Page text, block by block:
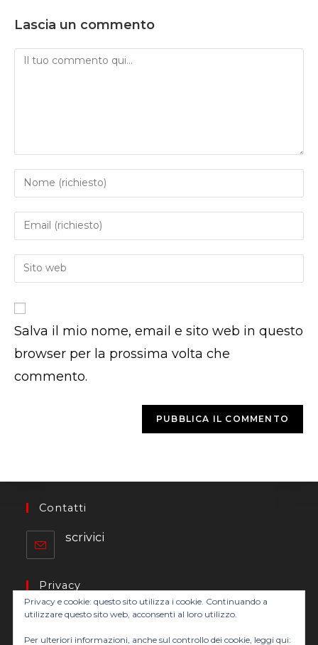
Lascia un commento
Commento
Inserisci
il
tuo
nome
nome
utente
per
Inserisci
il
tuo
indirizzo
commentare
Inserisci
l'URL
sito
web
(facoltativo)
Salva il mio nome, email e sito web in questo
browser per la prossima volta che
commento.
Contatti
scrivici
Privacy
informativa
Privacy e cookie: questo sito utilizza i cookie. Continuando a
utilizzare questo sito web, acconsenti al loro utilizzo.
Per ulteriori informazioni, anche sul controllo dei cookie, leggi qui: